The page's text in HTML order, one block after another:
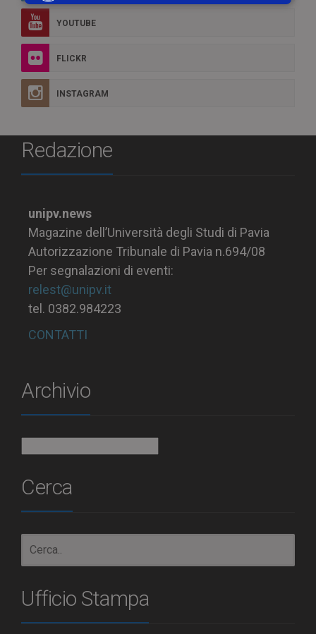
YOUTUBE
FLICKR
INSTAGRAM
Redazione
unipv.news
Magazine dell’Università degli Studi di Pavia
Autorizzazione Tribunale di Pavia n.694/08
Per segnalazioni di eventi:
relest@unipv.it
tel. 0382.984223
CONTATTI
Archivio
Cerca
Ufficio Stampa